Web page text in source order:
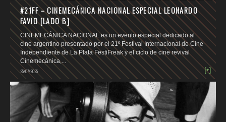
#21FF – CINEMECÁNICA NACIONAL ESPECIAL LEONARDO
FAVIO [LADO B]
CINEMECÁNICA NACIONAL es un evento especial dedicado al
cine argentino presentado por el 21º Festival Internacional de Cine
Independiente de La Plata FestiFreak y el ciclo de cine revival
Cinemecánica,...
[+]
25/07/2025